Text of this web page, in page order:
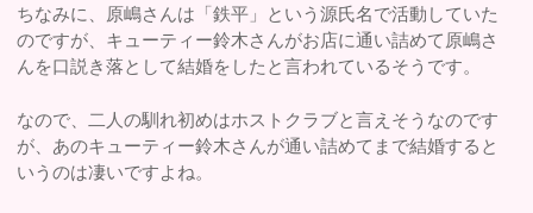
ちなみに、原嶋さんは「鉄平」という源氏名で活動していた
のですが、キューティー鈴木さんがお店に通い詰めて原嶋さ
んを口説き落として結婚をしたと言われているそうです。
なので、二人の馴れ初めはホストクラブと言えそうなのです
が、あのキューティー鈴木さんが通い詰めてまで結婚すると
いうのは凄いですよね。